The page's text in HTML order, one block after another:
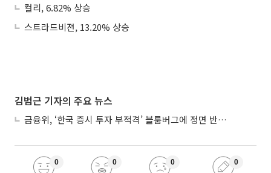
컬리, 6.82% 상승
스트라드비젼, 13.20% 상승
김범근 기자의 주요 뉴스
금융위, ‘한국 증시 투자 부적격’ 블룸버그에 정면 반박…“근거 불분명”
0 0 0 0